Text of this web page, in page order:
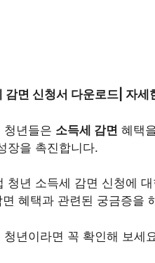
감면 신청서 다운로드| 자
청년들은 소득세 감면 혜택
장을 촉진합니다.
청년 소득세 감면 신청에
혜택과 관련된 궁금증을
년이라면 꼭 확인해 보세